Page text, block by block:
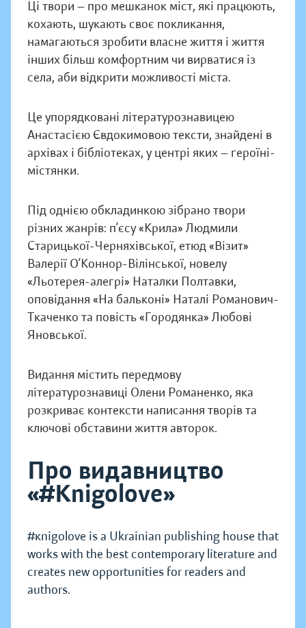
Ці твори — про мешканок міст, які працюють,
кохають, шукають своє покликання,
намагаються зробити власне життя і життя
інших більш комфортним чи вирватися із
села, аби відкрити можливості міста.
Це упорядковані літературознавицею
Анастасією Євдокимовою тексти, знайдені в
архівах і бібліотеках, у центрі яких — героїні-
містянки.
Під однією обкладинкою зібрано твори
різних жанрів: п’єсу «Крила» Людмили
Старицької-Черняхівської, етюд «Візит»
Валерії О’Коннор-Вілінської, новелу
«Льотерея-алегрі» Наталки Полтавки,
оповідання «На бальконі» Наталі Романович-
Ткаченко та повість «Городянка» Любові
Яновської.
Видання містить передмову
літературознавиці Олени Романенко, яка
розкриває контексти написання творів та
ключові обставини життя авторок.
Про видавництво
«#Knigolove»
#кnigolove is a Ukrainian publishing house that
works with the best contemporary literature and
creates new opportunities for readers and
authors.